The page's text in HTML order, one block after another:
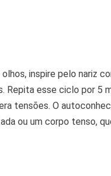
inspire pelo nariz
Repita esse ciclo por 5
tensões. O
ou um corpo tenso,